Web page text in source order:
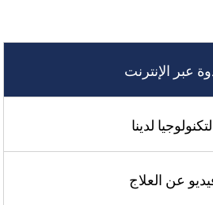
عبر الإنترنت
لدينا
عن العلاج